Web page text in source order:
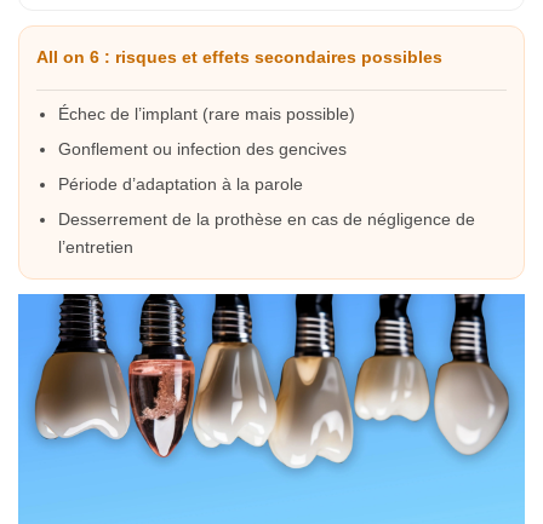
All on 6 : risques et effets secondaires possibles
Échec de l’implant (rare mais possible)
Gonflement ou infection des gencives
Période d’adaptation à la parole
Desserrement de la prothèse en cas de négligence de
l’entretien